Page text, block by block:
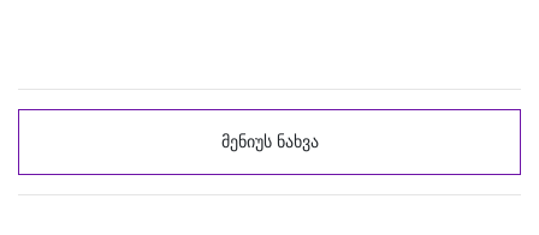
მენიუს ნახვა